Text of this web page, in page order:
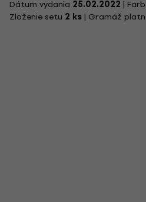
Dátum vydania 25.02.2022 |
Zloženie setu 2 ks | Gramáž